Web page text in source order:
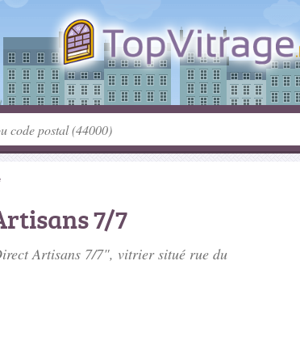
7/7
Artisans 7/7", vitrier situé rue du